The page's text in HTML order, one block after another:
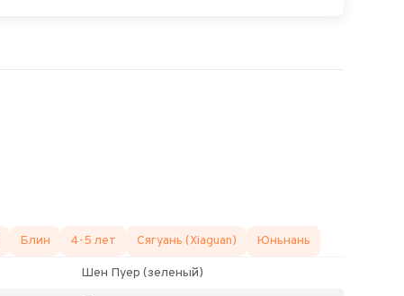
Блин 4-5 лет Сягуань (Xiaguan) Юньнань
Шен Пуер (зеленый)